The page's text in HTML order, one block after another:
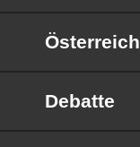
Österreich
Debatte